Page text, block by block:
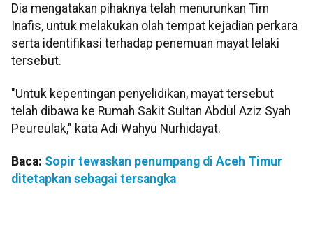
Dia mengatakan pihaknya telah menurunkan Tim
Inafis, untuk melakukan olah tempat kejadian perkara
serta identifikasi terhadap penemuan mayat lelaki
tersebut.
"Untuk kepentingan penyelidikan, mayat tersebut
telah dibawa ke Rumah Sakit Sultan Abdul Aziz Syah
Peureulak," kata Adi Wahyu Nurhidayat.
Baca: Sopir tewaskan penumpang di Aceh Timur
ditetapkan sebagai tersangka